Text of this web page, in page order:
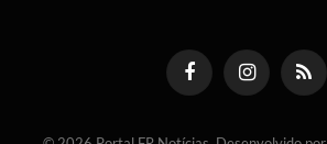
FacebookInstagramRSS